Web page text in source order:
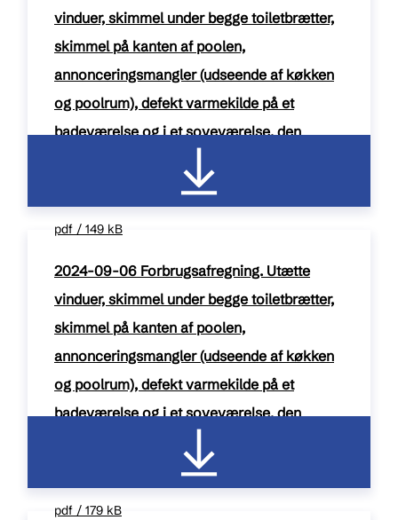
vinduer, skimmel under begge toiletbrætter,
skimmel på kanten af poolen,
annonceringsmangler (udseende af køkken
og poolrum), defekt varmekilde på et
badeværelse og i et soveværelse, den
pdf / 149 kB
2024-09-06 Forbrugsafregning. Utætte
vinduer, skimmel under begge toiletbrætter,
skimmel på kanten af poolen,
annonceringsmangler (udseende af køkken
og poolrum), defekt varmekilde på et
badeværelse og i et soveværelse, den
pdf / 179 kB